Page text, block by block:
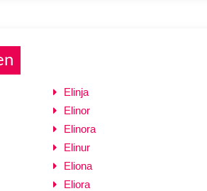
Elinja
Elinor
Elinora
Elinur
Eliona
Eliora